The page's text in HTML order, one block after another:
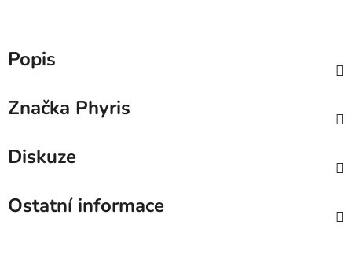
Popis
Značka Phyris
Diskuze
Ostatní informace